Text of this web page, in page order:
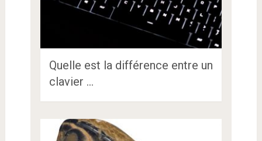
Quelle est la différence entre un
clavier …